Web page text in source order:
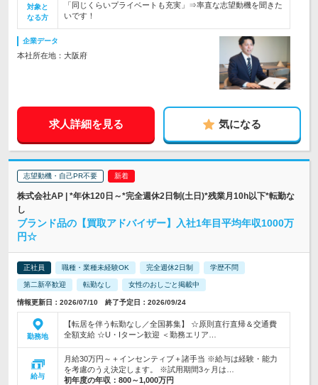
対象と
なる方
「同じくらいプライベートも充実」⇒率直な志望動機を聞きた
いです！
企業データ
本社所在地：大阪府
求人詳細を見る 気になる
志望動機・自己PR不要
株式会社AP | *年休120日～*完全週休2日制(土日)*残業月10h以下*転勤な
し
ブランド品の【買取アドバイザー】入社1年目平均年収1000万
円☆
正社員 職種・業種未経験OK 完全週休2日制 学歴不問
第二新卒歓迎 転勤なし 女性のおしごと掲載中
情報更新日：2026/07/10 終了予定日：2026/09/24
勤務地
【転居を伴う転勤なし／全国募集】 ☆原則直行直帰＆交通費
全額支給 ☆U・Iターン歓迎 ＜勤務エリア…
給与
月給30万円～＋インセンティブ＋諸手当 ※給与は経験・能力
を考慮のうえ決定します。 ※試用期間3ヶ月は…
初年度の年収： 800～1,000万円